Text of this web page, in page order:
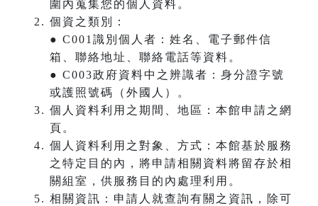
圍內蒐集您的個人資料。
個資之類別：
● C001識別個人者：姓名、電子郵件信
箱、聯絡地址、聯絡電話等資料。
● C003政府資料中之辨識者：身分證字號
或護照號碼（外國人）。
個人資料利用之期間、地區：本館申請之網
頁。
個人資料利用之對象、方式：本館基於服務
之特定目的內，將申請相關資料將留存於相
關組室，供服務目的內處理利用。
相關資訊：申請人就查詢有關之資訊，除可